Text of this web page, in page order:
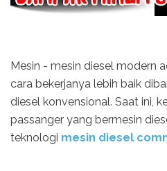
Mesin - mesin diesel modern
cara bekerjanya lebih baik
diesel konvensional. Saat ini,
passanger yang bermesin
teknologi mesin diesel